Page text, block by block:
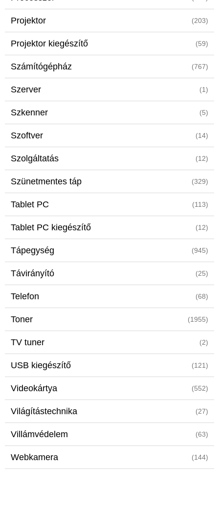
Projektor (203)
Projektor kiegészítő (59)
Számítógépház (767)
Szerver (1)
Szkenner (5)
Szoftver (14)
Szolgáltatás (12)
Szünetmentes táp (329)
Tablet PC (113)
Tablet PC kiegészítő (12)
Tápegység (945)
Távirányító (25)
Telefon (68)
Toner (1955)
TV tuner (2)
USB kiegészítő (121)
Videokártya (552)
Világítástechnika (27)
Villámvédelem (63)
Webkamera (144)